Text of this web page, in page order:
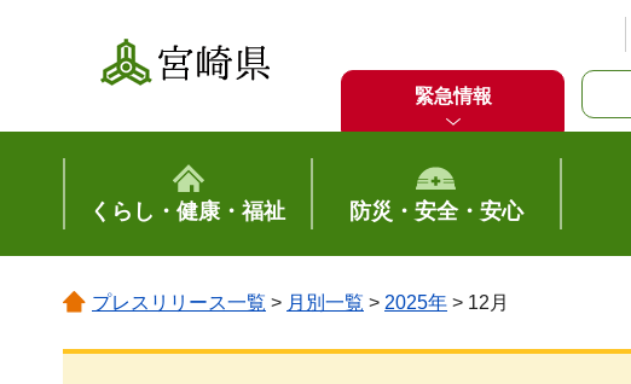
宮崎県
緊急情報
くらし・健康・福祉 防災・安全・安心
プレスリリース一覧 > 月別一覧 > 2025年 > 12月